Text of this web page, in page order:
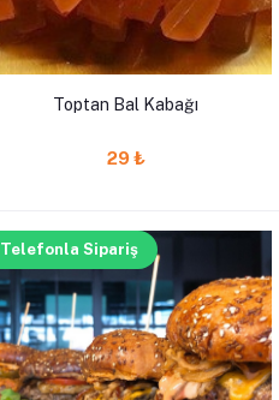
Toptan Bal Kabağı
29 ₺
Telefonla Sipariş